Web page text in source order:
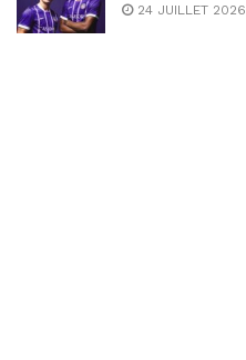
24 JUILLET 2026